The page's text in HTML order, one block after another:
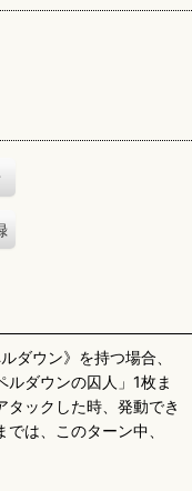
ダウン》を持つ場合、
ルダウンの囚人」1枚ま
タックした時、発動でき
は、このターン中、